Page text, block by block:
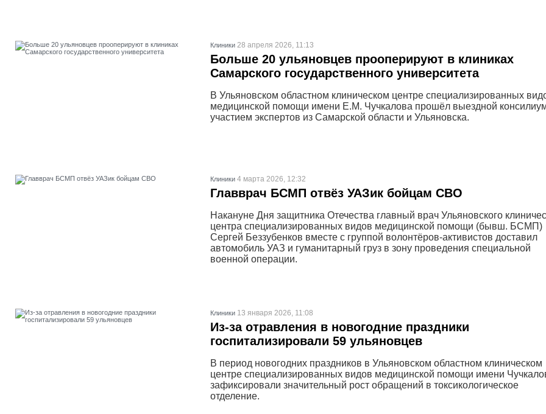
Клиники 28 апреля 2026, 11:13
Больше 20 ульяновцев прооперируют в клиниках
Самарского государственного университета
В Ульяновском областном клиническом центре специализированных
медицинской помощи имени Е.М. Чучкалова прошёл выездной
участием экспертов из Самарской области и Ульяновска.
Клиники 4 марта 2026, 12:32
Главврач БСМП отвёз УАЗик бойцам СВО
Накануне Дня защитника Отечества главный врач Ульяновского
центра специализированных видов медицинской помощи (бывш. БСМП)
Сергей Беззубенков вместе с группой волонтёров-активистов доставил
автомобиль УАЗ и гуманитарный груз в зону проведения специальной
военной операции.
Клиники 13 января 2026, 11:08
Из-за отравления в новогодние праздники
госпитализировали 59 ульяновцев
В период новогодних праздников в Ульяновском областном клиническом
центре специализированных видов медицинской помощи имени
зафиксировали значительный рост обращений в токсикологическое
отделение.